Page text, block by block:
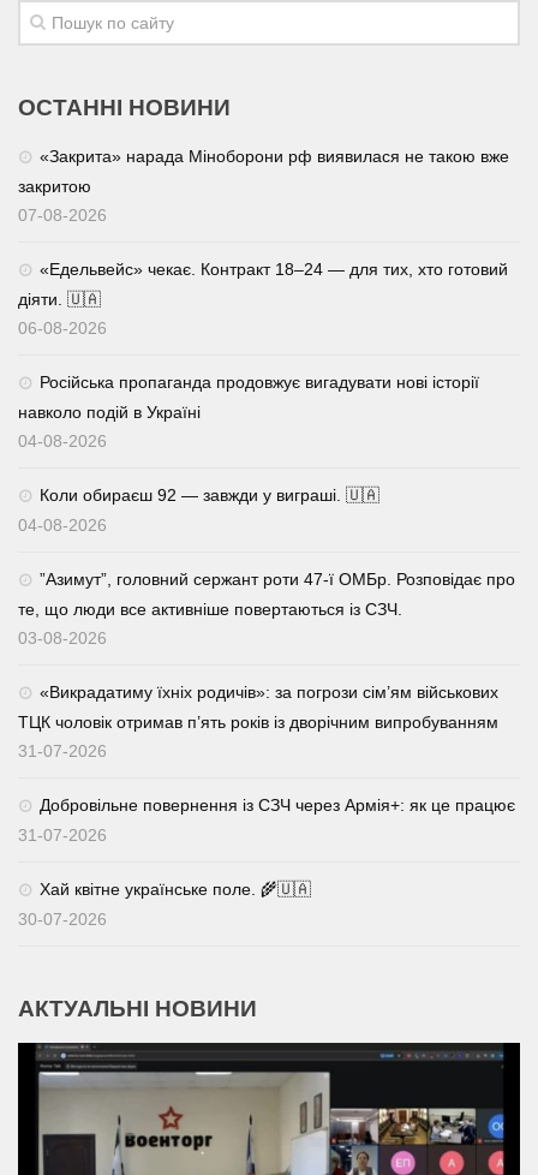
ОСТАННІ НОВИНИ
«Закрита» нарада Міноборони рф виявилася не такою вже
закритою
07-08-2026
«Едельвейс» чекає. Контракт 18–24 — для тих, хто готовий
діяти. 🇺🇦
06-08-2026
Російська пропаганда продовжує вигадувати нові історії
навколо подій в Україні
04-08-2026
Коли обираєш 92 — завжди у виграші. 🇺🇦
04-08-2026
⁨”Азимут”, головний сержант роти 47-ї ОМБр. Розповідає про
те, що люди все активніше повертаються із СЗЧ.
03-08-2026
«Викрадатиму їхніх родичів»: за погрози сім’ям військових
ТЦК чоловік отримав п’ять років із дворічним випробуванням
31-07-2026
Добровільне повернення із СЗЧ через Армія+: як це працює
31-07-2026
Хай квітне українське поле. 🌾🇺🇦
30-07-2026
АКТУАЛЬНІ НОВИНИ